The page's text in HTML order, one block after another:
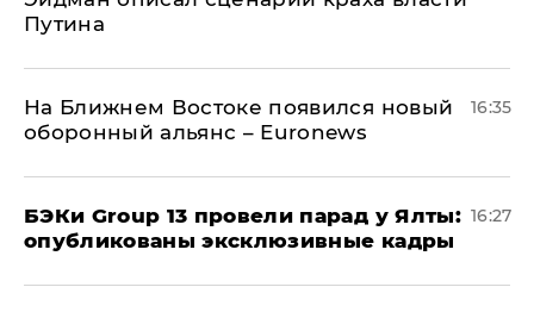
Путина
На Ближнем Востоке появился новый
оборонный альянс – Euronews
16:35
​БЭКи Group 13 провели парад у Ялты:
опубликованы эксклюзивные кадры
16:27